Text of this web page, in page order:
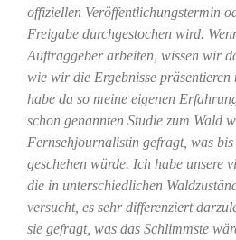
offiziellen Veröffentlichungstermin
Freigabe durchgestochen wird.
Auftraggeber arbeiten, wissen wir
wie wir die Ergebnisse
habe da so meine eigenen
schon genannten Studie zum Wald
Fernsehjournalistin gefragt, was
geschehen würde. Ich habe unsere
die in unterschiedlichen
versucht, es sehr differenziert
sie gefragt, was das Schlimmste